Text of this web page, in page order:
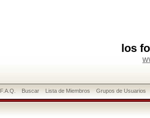
los
F.A.Q. Buscar Lista de Miembros Grupos de Usuarios